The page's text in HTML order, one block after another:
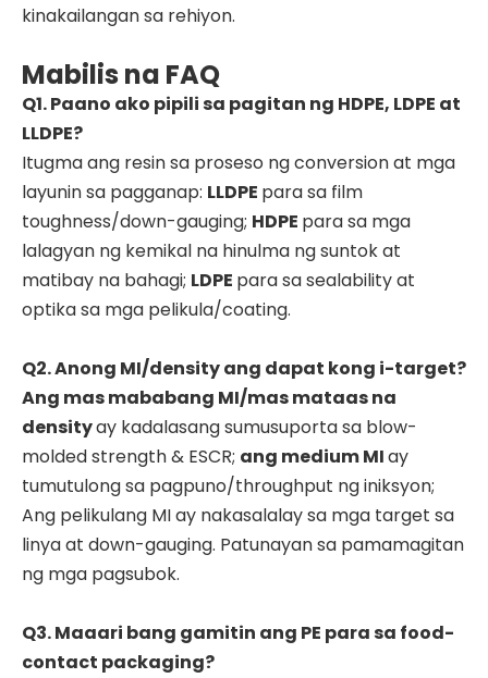
kinakailangan sa rehiyon.
Mabilis na FAQ
Q1. Paano ako pipili sa pagitan ng HDPE, LDPE at
LLDPE?
Itugma ang resin sa proseso ng conversion at mga
layunin sa pagganap: LLDPE para sa film
toughness/down-gauging; HDPE para sa mga
lalagyan ng kemikal na hinulma ng suntok at
matibay na bahagi; LDPE para sa sealability at
optika sa mga pelikula/coating.
Q2. Anong MI/density ang dapat kong i-target?
Ang mas mababang MI/mas mataas na
densityay kadalasang sumusuporta sa blow-
molded strength & ESCR; ang medium MIay
tumutulong sa pagpuno/throughput ng iniksyon;
Ang pelikulang MI ay nakasalalay sa mga target sa
linya at down-gauging. Patunayan sa pamamagitan
ng mga pagsubok.
Q3. Maaari bang gamitin ang PE para sa food-
contact packaging?